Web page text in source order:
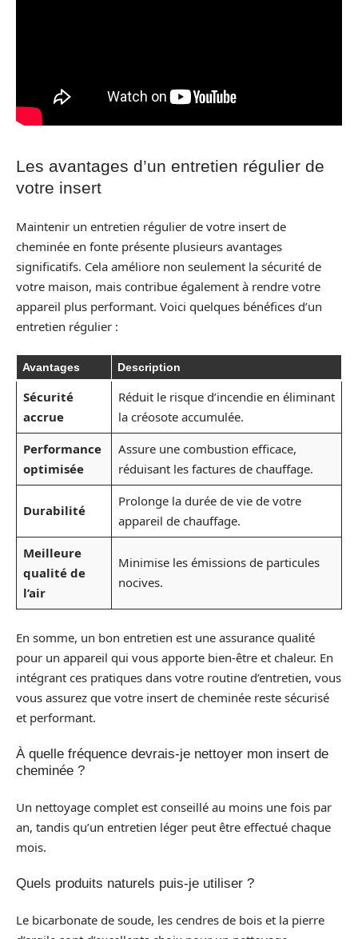
Les avantages d’un entretien régulier de
votre insert
Maintenir un entretien régulier de votre insert de
cheminée en fonte présente plusieurs avantages
significatifs. Cela améliore non seulement la sécurité de
votre maison, mais contribue également à rendre votre
appareil plus performant. Voici quelques bénéfices d’un
entretien régulier :
Avantages Description
Sécurité
accrue
Réduit le risque d’incendie en éliminant
la créosote accumulée.
Performance
optimisée
Assure une combustion efficace,
réduisant les factures de chauffage.
Durabilité
Prolonge la durée de vie de votre
appareil de chauffage.
Meilleure
qualité de
l’air
Minimise les émissions de particules
nocives.
En somme, un bon entretien est une assurance qualité
pour un appareil qui vous apporte bien-être et chaleur. En
intégrant ces pratiques dans votre routine d’entretien, vous
vous assurez que votre insert de cheminée reste sécurisé
et performant.
À quelle fréquence devrais-je nettoyer mon insert de
cheminée ?
Un nettoyage complet est conseillé au moins une fois par
an, tandis qu’un entretien léger peut être effectué chaque
mois.
Quels produits naturels puis-je utiliser ?
Le bicarbonate de soude, les cendres de bois et la pierre